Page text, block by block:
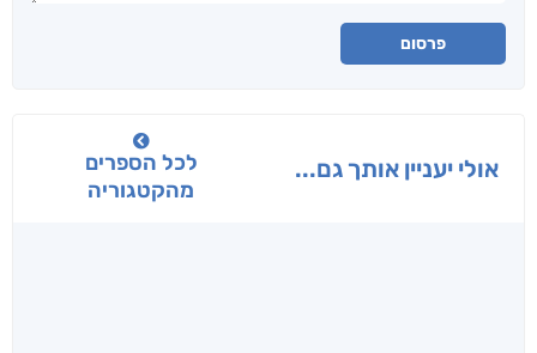
פרסום
אולי יעניין אותך גם...
לכל הספרים
מהקטגוריה